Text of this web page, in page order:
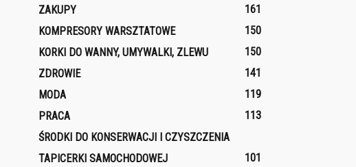
ZAKUPY
161
KOMPRESORY WARSZTATOWE
150
KORKI DO WANNY, UMYWALKI, ZLEWU
150
ZDROWIE
141
MODA
119
PRACA
113
ŚRODKI DO KONSERWACJI I CZYSZCZENIA
TAPICERKI SAMOCHODOWEJ
101